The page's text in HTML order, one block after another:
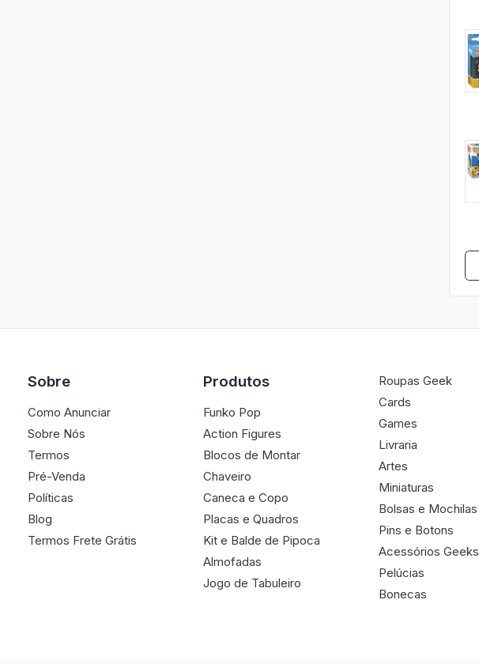
Sobre
Como Anunciar
Sobre Nós
Termos
Pré-Venda
Políticas
Blog
Termos Frete Grátis
Produtos
Funko Pop
Action Figures
Blocos de Montar
Chaveiro
Caneca e Copo
Placas e Quadros
Kit e Balde de Pipoca
Almofadas
Jogo de Tabuleiro
Roupas Geek
Cards
Games
Livraria
Artes
Miniaturas
Bolsas e Mochilas
Pins e Botons
Acessórios Geeks
Pelúcias
Bonecas